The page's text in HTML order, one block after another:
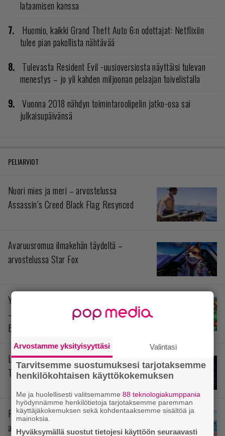
lataamisen kanssa
Huomio, kaikki Grand Theft Auto 6:n odottajat: Netflixiin
tulee pian pakollista nähtävää
Tulevasta Resident Evil -uusioversiosta näyttäisi tulevan
menestys – jo yli kahden miljoonan pelaajan toivelistalla
Vuonna 2018 nähdyn toimintaroolipelin jatko-osa sai
julkaisupäivänsä
PELIARVIOT
Nuori mies ja meri – arvostelussa
Assassin’s Creed Black Flag Resynced
Avaruusromua ilmakehän täydeltä –
arvostelussa Star Fox
Ympäristötiedon värikkäin opintokokonaisuus
– arvostelussa Yoshi and the Mysterious
Book
Levoton prinssi siellä odottaa – arvostelussa
The Rogue Prince of Persia
Pokémonit stressihelpotuksena –
arvostelussa Pokémon Pokopia
Arvostamme yksityisyyttäsi Valintasi
Tarvitsemme suostumuksesi tarjotaksemme
henkilökohtaisen käyttökokemuksen
Me ja huolellisesti valitsemamme88 teknologiakumppania
hyödynnämme henkilötietoja tarjotaksemme paremman
käyttäjäkokemuksen sekä kohdentaaksemme sisältöä ja
mainoksia.
Hyväksymällä suostut tietojesi käyttöön seuraavasti